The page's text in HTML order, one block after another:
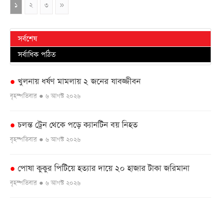
১ ২ ৩ »
সর্বশেষ
সর্বাধিক পঠিত
● খুলনায় ধর্ষণ মামলায় ২ জনের যাবজ্জীবন
বৃহস্পতিবার ● ৬ আগস্ট ২০২৬
● চলন্ত ট্রেন থেকে পড়ে ক্যানটিন বয় নিহত
বৃহস্পতিবার ● ৬ আগস্ট ২০২৬
● পোষা কুকুর পিটিয়ে হত্যার দায়ে ২০ হাজার টাকা জরিমানা
বৃহস্পতিবার ● ৬ আগস্ট ২০২৬